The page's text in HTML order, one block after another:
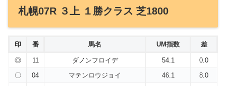
札幌07R ３上 １勝クラス 芝1800
印 番 馬名 UM指数 差
◎ 11 ダノンフロイデ 54.1
0.0
〇
04 マテンロウジョイ 46.1
8.0